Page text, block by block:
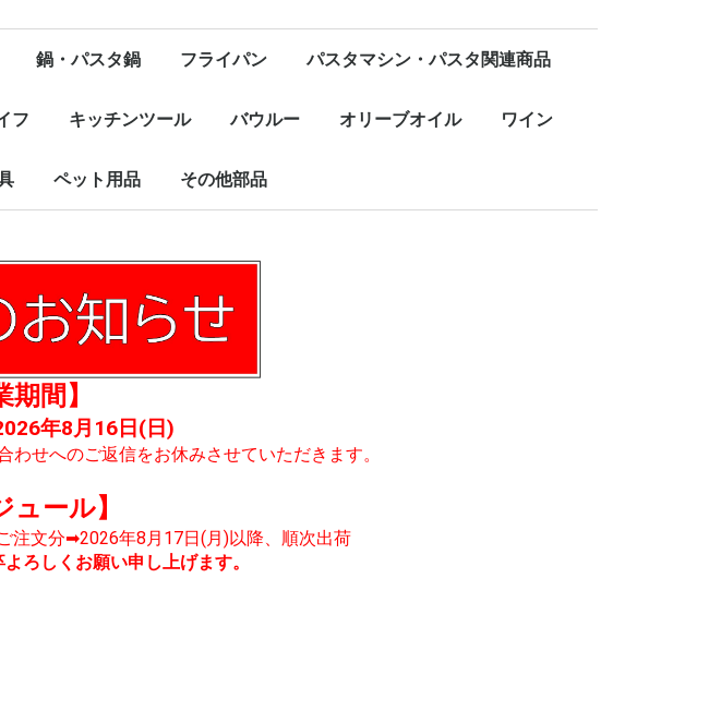
鍋・パスタ鍋 フライパン パスタマシン・パスタ関連商品
フ キッチンツール バウルー オリーブオイル ワイン
ペット用品 その他部品
期間】
年8月16日(日)
せへのご返信をお休みさせていただきます。
ュール】
注文分➡2026年8月17日(月)以降、順次出荷
ろしくお願い申し上げます。